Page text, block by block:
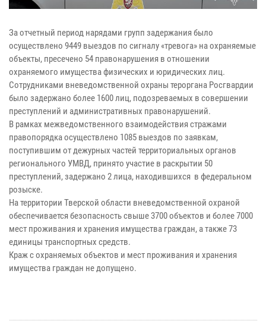
За отчетный период нарядами групп задержания было
осуществлено 9449 выездов по сигналу «тревога» на охраняемые
объекты, пресечено 54 правонарушения в отношении
охраняемого имущества физических и юридических лиц.
Сотрудниками вневедомственной охраны тероргана Росгвардии
было задержано более 1600 лиц, подозреваемых в совершении
преступлений и административных правонарушений.
В рамках межведомственного взаимодействия стражами
правопорядка осуществлено 1085 выездов по заявкам,
поступившим от дежурных частей территориальных органов
регионального УМВД, принято участие в раскрытии 50
преступлений, задержано 2 лица, находившихся в федеральном
розыске.
На территории Тверской области вневедомственной охраной
обеспечивается безопасность свыше 3700 объектов и более 7000
мест проживания и хранения имущества граждан, а также 73
единицы транспортных средств.
Краж с охраняемых объектов и мест проживания и хранения
имущества граждан не допущено.